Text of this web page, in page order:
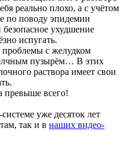
реально плохо, а с учётом
по поводу эпидемии
ухудшение
испугать.
проблемы с желудком
пузырём… В этих
раствора имеет свои
превыше всего!
уже десяток лет
так и в наших видео-